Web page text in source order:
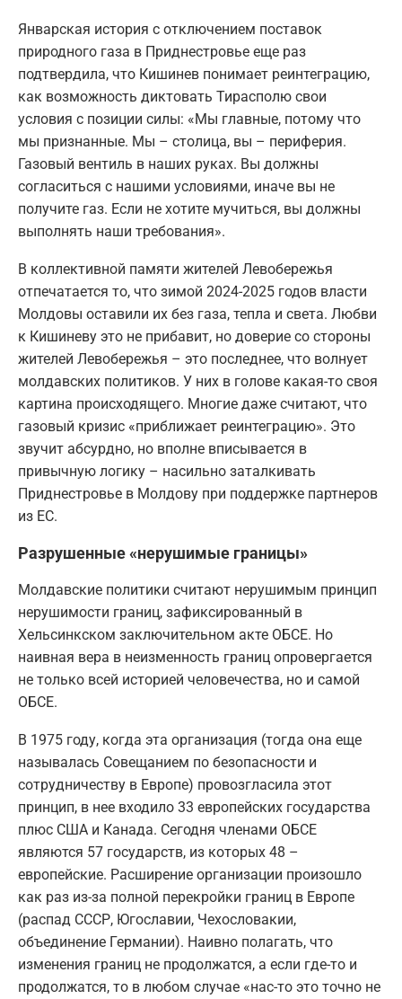
Январская история с отключением поставок
природного газа в Приднестровье еще раз
подтвердила, что Кишинев понимает реинтеграцию,
как возможность диктовать Тирасполю свои
условия с позиции силы: «Мы главные, потому что
мы признанные. Мы – столица, вы – периферия.
Газовый вентиль в наших руках. Вы должны
согласиться с нашими условиями, иначе вы не
получите газ. Если не хотите мучиться, вы должны
выполнять наши требования».
В коллективной памяти жителей Левобережья
отпечатается то, что зимой 2024-2025 годов власти
Молдовы оставили их без газа, тепла и света. Любви
к Кишиневу это не прибавит, но доверие со стороны
жителей Левобережья – это последнее, что волнует
молдавских политиков. У них в голове какая-то своя
картина происходящего. Многие даже считают, что
газовый кризис «приближает реинтеграцию». Это
звучит абсурдно, но вполне вписывается в
привычную логику – насильно заталкивать
Приднестровье в Молдову при поддержке партнеров
из ЕС.
Разрушенные «нерушимые границы»
Молдавские политики считают нерушимым принцип
нерушимости границ, зафиксированный в
Хельсинкском заключительном акте ОБСЕ. Но
наивная вера в неизменность границ опровергается
не только всей историей человечества, но и самой
ОБСЕ.
В 1975 году, когда эта организация (тогда она еще
называлась Совещанием по безопасности и
сотрудничеству в Европе) провозгласила этот
принцип, в нее входило 33 европейских государства
плюс США и Канада. Сегодня членами ОБСЕ
являются 57 государств, из которых 48 –
европейские. Расширение организации произошло
как раз из-за полной перекройки границ в Европе
(распад СССР, Югославии, Чехословакии,
объединение Германии). Наивно полагать, что
изменения границ не продолжатся, а если где-то и
продолжатся, то в любом случае «нас-то это точно не